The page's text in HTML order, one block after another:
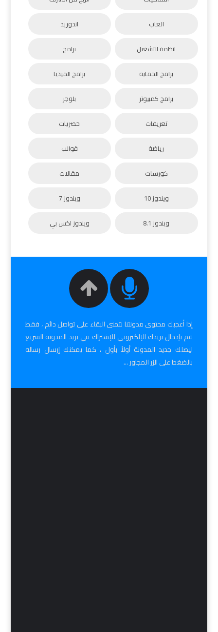
العاب اندوريد
انظمة التشغيل برامج
برامج الحماية برامج الميديا
برامج كمبيوتر بلوجر
تعريفات حصريات
رياضة قوالب
كورسات مقالات
ويندوز 10 ويندوز 7
ويندوز 8.1 ويندوز اكس بي
إذا أعجبك محتوى مدونتنا نتمنى البقاء على تواصل دائم ، فقط
قم بإدخال بريدك الإلكتروني للإشتراك في بريد المدونة السريع
ليصلك جديد المدونة أولاً بأول ، كما يمكنك إرسال رساله
بالضغط على الزر المجاور ...